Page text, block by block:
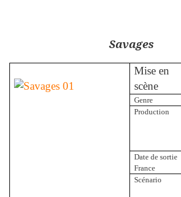
Savages
Mise en
scène
Genre
Production
Date de sortie
France
Scénario